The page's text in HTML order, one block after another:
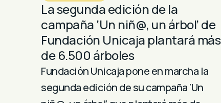
La segunda edición de la
campaña ‘Un niñ@, un árbol’ de
Fundación Unicaja plantará más
de 6.500 árboles
Fundación Unicaja pone en marcha la
segunda edición de su campaña ‘Un